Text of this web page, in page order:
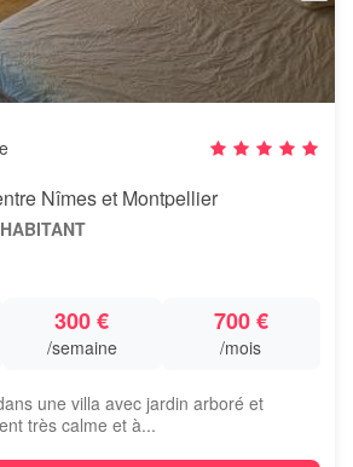
Nîmes et Montpellier
300 €
/semaine
700 €
/mois
une villa avec jardin arboré et
très calme et à...